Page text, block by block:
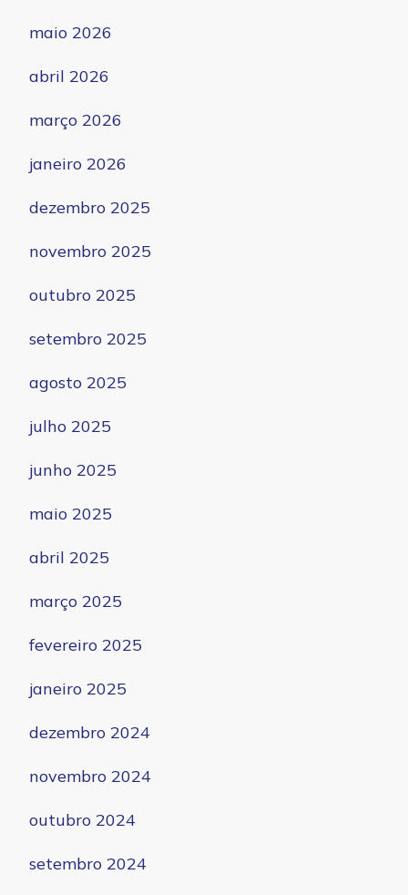
maio 2026
abril 2026
março 2026
janeiro 2026
dezembro 2025
novembro 2025
outubro 2025
setembro 2025
agosto 2025
julho 2025
junho 2025
maio 2025
abril 2025
março 2025
fevereiro 2025
janeiro 2025
dezembro 2024
novembro 2024
outubro 2024
setembro 2024